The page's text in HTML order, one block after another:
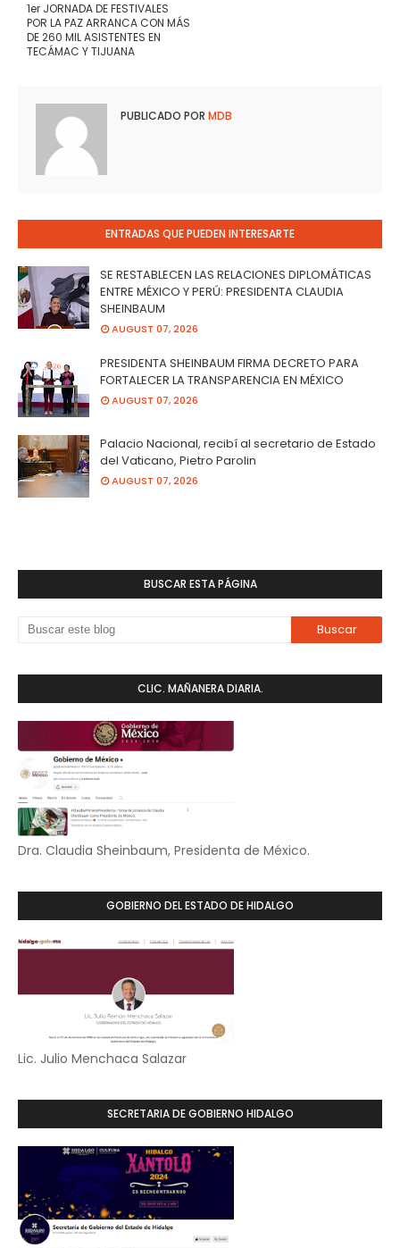
1er JORNADA DE FESTIVALES
POR LA PAZ ARRANCA CON MÁS
DE 260 MIL ASISTENTES EN
TECÁMAC Y TIJUANA
PUBLICADO POR MDB
ENTRADAS QUE PUEDEN INTERESARTE
SE RESTABLECEN LAS RELACIONES DIPLOMÁTICAS
ENTRE MÉXICO Y PERÚ: PRESIDENTA CLAUDIA
SHEINBAUM
AUGUST 07, 2026
PRESIDENTA SHEINBAUM FIRMA DECRETO PARA
FORTALECER LA TRANSPARENCIA EN MÉXICO
AUGUST 07, 2026
Palacio Nacional, recibí al secretario de Estado
del Vaticano, Pietro Parolin
AUGUST 07, 2026
BUSCAR ESTA PÁGINA
CLIC. MAÑANERA DIARIA.
Dra. Claudia Sheinbaum, Presidenta de México.
GOBIERNO DEL ESTADO DE HIDALGO
Lic. Julio Menchaca Salazar
SECRETARIA DE GOBIERNO HIDALGO